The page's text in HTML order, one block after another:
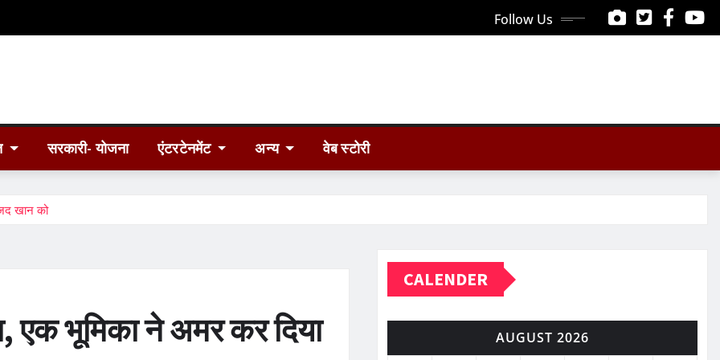
Follow Us
सरकारी- योजना एंटरटेनमेंट अन्य वेब स्टोरी
खान को
एक भूमिका ने अमर कर दिया
CALENDER
AUGUST 2026